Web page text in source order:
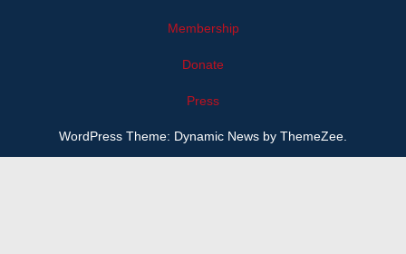
Membership
Donate
Press
WordPress Theme: Dynamic News by ThemeZee.